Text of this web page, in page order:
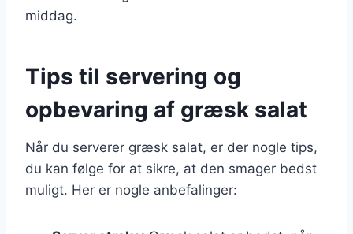
middag.
Tips til servering og
opbevaring af græsk salat
Når du serverer græsk salat, er der nogle tips,
du kan følge for at sikre, at den smager bedst
muligt. Her er nogle anbefalinger: